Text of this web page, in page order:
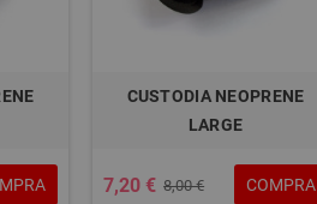
CUSTODIA NEOPRENE
LARGE
7,20 € 8,00 € COMPRA